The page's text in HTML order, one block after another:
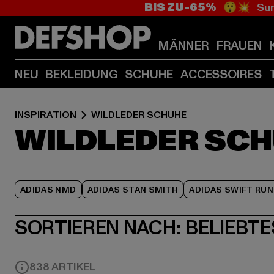
BIS ZU -65% 😲💥
MÄNNER FRAUEN
NEU BEKLEIDUNG SCHUHE ACCESSOIRES
INSPIRATION WILDLEDER SCHUHE
WILDLEDER
ADIDAS NMD ADIDAS STAN SMITH ADIDAS SWIFT RUN
SORTIEREN NACH:
838 ARTIKEL